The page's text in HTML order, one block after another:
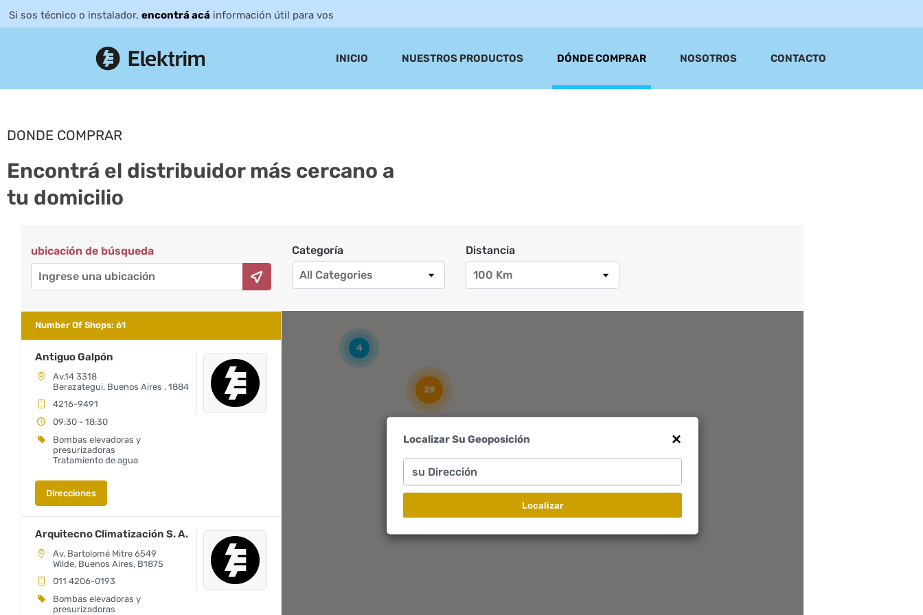
Si sos técnico o instalador,encontrá acá información útil para vos
INICIO NUESTROS PRODUCTOS DÓNDE COMPRAR NOSOTROS CONTACTO
DONDE COMPRAR
Encontrá el distribuidor más cercano a
tu domicilio
ubicación de búsqueda
Categoría
All Categories
Distancia
100 Km
Number Of Shops: 61
Antiguo Galpón
Av.14 3318
Berazategui, Buenos Aires , 1884
4216-9491
09:30 - 18:30
Bombas elevadoras y
presurizadoras
Tratamiento de agua
Direcciones
Arquitecno Climatización S. A.
Av. Bartolomé Mitre 6549
Wilde, Buenos Aires, B1875
011 4206-0193
Bombas elevadoras y
presurizadoras
25
29
4
Localizar Su Geoposición
su Dirección
Localizar